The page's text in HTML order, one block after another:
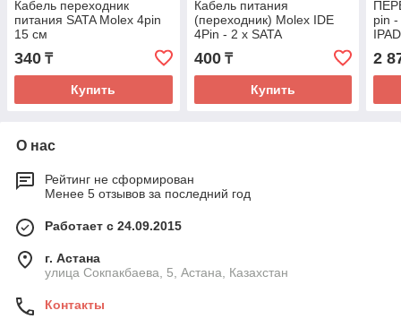
Кабель переходник
питания SATA Molex 4pin
15 см
340 ₸
Купить
Кабель питания
(переходник) Molex IDE
4Pin - 2 x SATA
400₸
Купить
pin
2
О нас
Рейтинг не сформирован
Менее 5 отзывов за последний год
Работает с 24.09.2015
г. Астана
улица Сокпакбаева, 5, Астана, Казахстан
Контакты